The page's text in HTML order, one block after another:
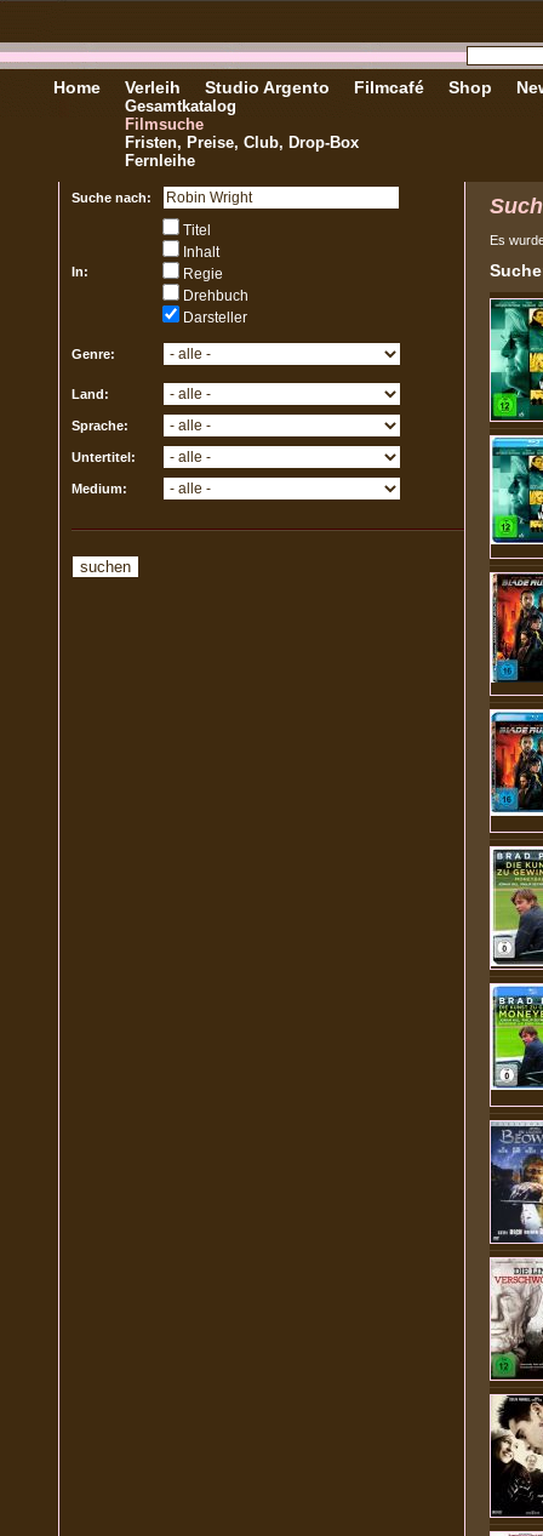
Home Verleih
Gesamtkatalog
Filmsuche
Fristen, Preise, Club, Drop-Box
Fernleihe
Studio Argento Filmcafé Shop
Suche nach:
In:
Titel
Inhalt
Regie
Drehbuch
Darsteller
Genre:
Land:
Sprache:
Untertitel:
Medium:
Es